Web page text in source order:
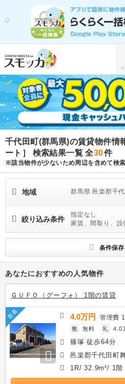
千代田町(群馬県)の賃貸物件情
ート］ 検索結果一覧全30件
※該当物件が少ないため周辺を含めて検
地域 群馬県 邑楽郡千
絞り込み条件
指定なし
家賃、間取り、設
す
条件保
あなたにおすすめの人気物件
ＧＵＦＯ（グーフォ） 1階の賃貸
新着 4.0万円 管理費
敷 無料 礼 4.0
篠塚 徒歩64分
邑楽郡千代田町
1R/ 32.9m²/ 1階